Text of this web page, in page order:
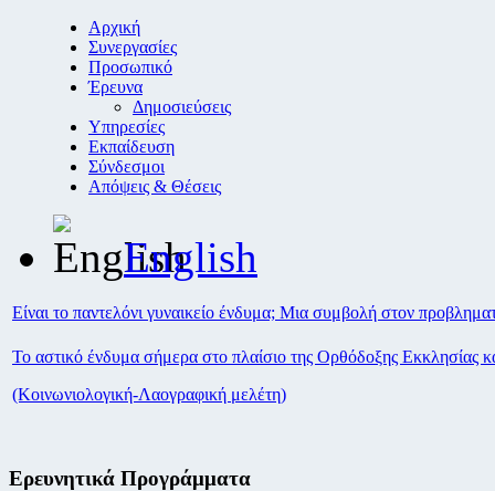
Αρχική
Συνεργασίες
Προσωπικό
Έρευνα
Δημοσιεύσεις
Υπηρεσίες
Εκπαίδευση
Σύνδεσμοι
Απόψεις & Θέσεις
English
Είναι το παντελόνι γυναικείο ένδυμα; Μια συμβολή στον
Το αστικό ένδυμα σήμερα στο πλαίσιο της Ορθόδοξης Εκκλησίας
(Κοινωνιολογική-Λαογραφική μελέτη)
Ερευνητικά Προγράμματα